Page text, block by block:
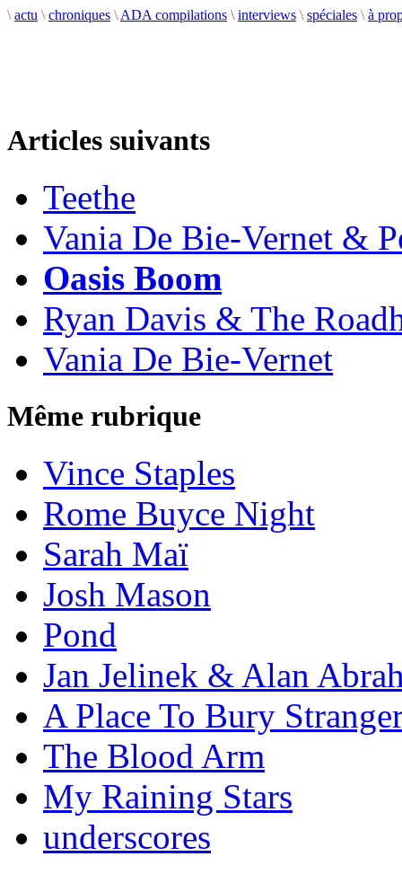
\ actu \ chroniques \ ADA compilations \ interviews \ spéciales \ à
Articles suivants
Teethe
Vania De Bie-Vernet &
Oasis Boom
Ryan Davis & The
Vania De Bie-Vernet
Même rubrique
Vince Staples
Rome Buyce Night
Sarah Maï
Josh Mason
Pond
Jan Jelinek & Alan
A Place To Bury
The Blood Arm
My Raining Stars
underscores